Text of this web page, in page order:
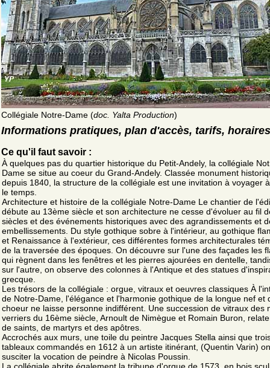
Collégiale Notre-Dame (doc. Yalta Production)
Informations pratiques, plan d'accès, tarifs, horaires
Ce qu'il faut savoir :
À quelques pas du quartier historique du Petit-Andely, la collégiale
Dame se situe au coeur du Grand-Andely. Classée monument
depuis 1840, la structure de la collégiale est une invitation à voyager
le temps.
Architecture et histoire de la collégiale Notre-Dame Le chantier de
débute au 13ème siècle et son architecture ne cesse d'évoluer au fil
siècles et des événements historiques avec des agrandissements et
embellissements. Du style gothique sobre à l'intérieur, au gothique
et Renaissance à l'extérieur, ces différentes formes architecturales
de la traversée des époques. On découvre sur l'une des façades les
qui règnent dans les fenêtres et les pierres ajourées en dentelle,
sur l'autre, on observe des colonnes à l'Antique et des statues
grecque.
Les trésors de la collégiale : orgue, vitraux et oeuvres classiques À
de Notre-Dame, l'élégance et l'harmonie gothique de la longue nef et
choeur ne laisse personne indifférent. Une succession de vitraux des
verriers du 16ème siècle, Arnoult de Nimègue et Romain Buron,
de saints, de martyrs et des apôtres.
Accrochés aux murs, une toile du peintre Jacques Stella ainsi que
tableaux commandés en 1612 à un artiste itinérant, (Quentin Varin)
susciter la vocation de peindre à Nicolas Poussin.
La collégiale abrite également la tribune d'orgue de 1573, en bois